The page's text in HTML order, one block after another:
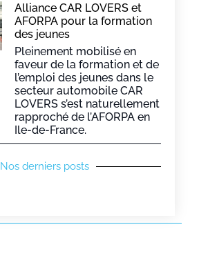
Alliance CAR LOVERS et
AFORPA pour la formation
des jeunes
Pleinement mobilisé en
faveur de la formation et de
l’emploi des jeunes dans le
secteur automobile CAR
LOVERS s’est naturellement
rapproché de l’AFORPA en
Ile-de-France.
Nos derniers posts